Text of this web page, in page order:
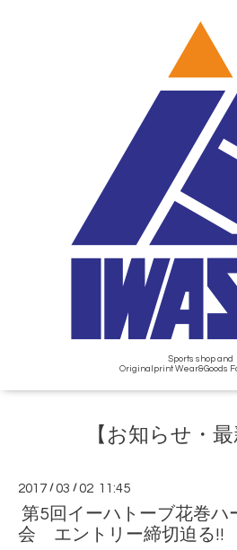
Sports shop and
Originalprint Wear&Goods
【お知らせ・最
2017 /03 /02 11:45
第5回イーハトーブ花巻ハ
会 エントリー締切迫る!!